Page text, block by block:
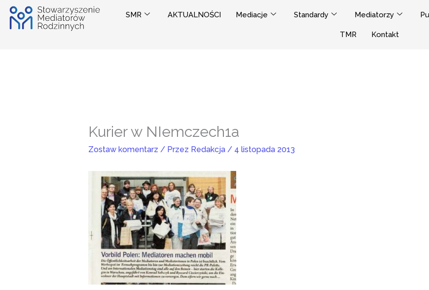
Przejdź
SMR AKTUALNOŚCI Mediacje Standardy Mediatorzy
TMR Kontakt
Kurier w NIemczech1a
Zostaw komentarz / Przez Redakcja / 4 listopada 2013